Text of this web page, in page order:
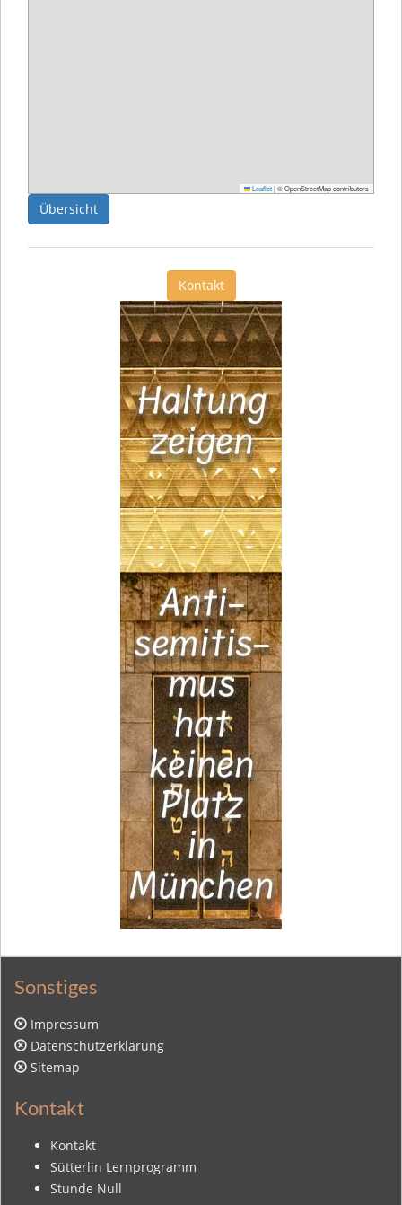
Leaflet|© OpenStreetMap contributors
Übersicht
Kontakt
Sonstiges
Impressum
Datenschutzerklärung
Sitemap
Kontakt
Kontakt
Sütterlin Lernprogramm
Stunde Null